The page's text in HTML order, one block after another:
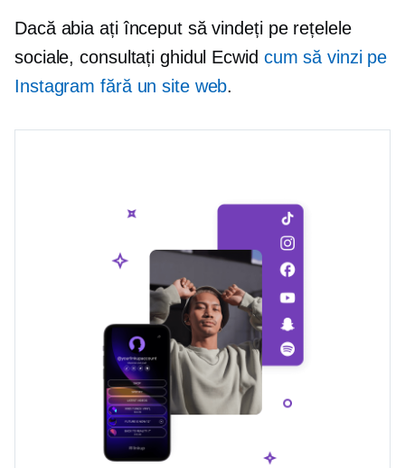
Dacă abia ați început să vindeți pe rețelele
sociale, consultați ghidul Ecwid cum să vinzi pe
Instagram fără un site web.